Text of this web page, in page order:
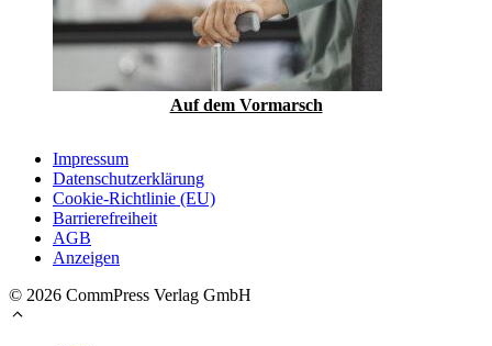
Auf dem Vormarsch
Impressum
Datenschutzerklärung
Cookie-Richtlinie (EU)
Barrierefreiheit
AGB
Anzeigen
© 2026 CommPress Verlag GmbH